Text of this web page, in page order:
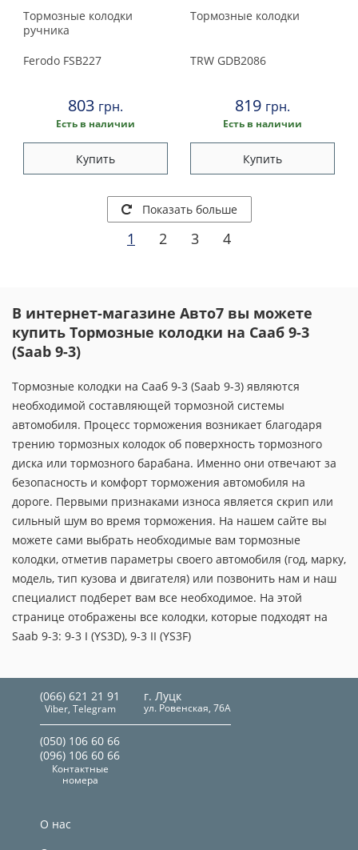
Тормозные колодки
ручника
Ferodo FSB227
803 грн.
Есть в наличии
Купить
Тормозные колодки
TRW GDB2086
819 грн.
Есть в наличии
Купить
Показать больше
1 2 3 4
В интернет-магазине Авто7 вы можете
купить Тормозные колодки на Сааб 9-3
(Saab 9-3)
Тормозные колодки на Сааб 9-3 (Saab 9-3) являются
необходимой составляющей тормозной системы
автомобиля. Процесс торможения возникает благодаря
трению тормозных колодок об поверхность тормозного
диска или тормозного барабана. Именно они отвечают за
безопасность и комфорт торможения автомобиля на
дороге. Первыми признаками износа является скрип или
сильный шум во время торможения. На нашем сайте вы
можете сами выбрать необходимые вам тормозные
колодки, отметив параметры своего автомобиля (год, марку,
модель, тип кузова и двигателя) или позвонить нам и наш
специалист подберет вам все необходимое. На этой
странице отображены все колодки, которые подходят на
Saab 9-3: 9-3 I (YS3D), 9-3 II (YS3F)
(066) 621 21 91
Viber, Telegram
г. Луцк
ул. Ровенская, 76А
(050) 106 60 66
(096) 106 60 66
Контактные
номера
О нас